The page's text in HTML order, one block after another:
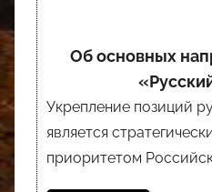
Об основных
Укрепление позиций
является
приоритетом